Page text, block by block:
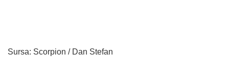
Sursa: Scorpion / Dan Stefan